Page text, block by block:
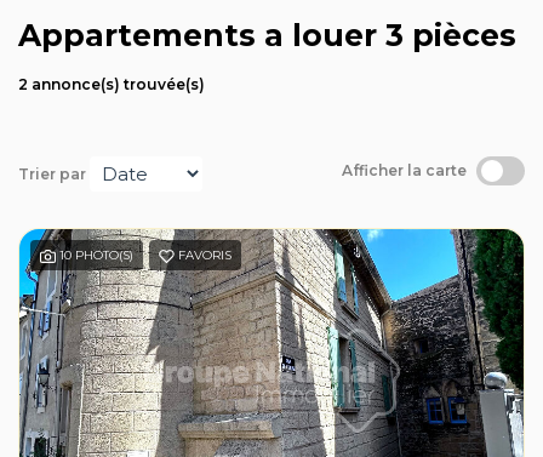
L'agence
Contact
Appartements a louer 3 pièces
2 annonce(s) trouvée(s)
Trier par Afficher la carte
10 PHOTO(S) FAVORIS